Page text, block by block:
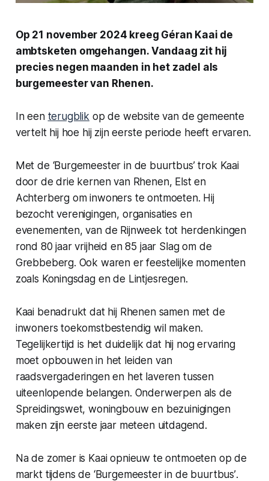
Op 21 november 2024 kreeg Géran Kaai de
ambtsketen omgehangen. Vandaag zit hij
precies negen maanden in het zadel als
burgemeester van Rhenen.
In een terugblik op de website van de gemeente
vertelt hij hoe hij zijn eerste periode heeft ervaren.
Met de ‘Burgemeester in de buurtbus’trok Kaai
door de drie kernen van Rhenen, Elst en
Achterberg om inwoners te ontmoeten. Hij
bezocht verenigingen, organisaties en
evenementen, van de Rijnweek tot herdenkingen
rond 80 jaar vrijheid en 85 jaar Slag om de
Grebbeberg. Ook waren er feestelijke momenten
zoals Koningsdag en de Lintjesregen.
Kaai benadrukt dat hij Rhenen samen met de
inwoners toekomstbestendig wil maken.
Tegelijkertijd is het duidelijk dat hij nog ervaring
moet opbouwen in het leiden van
raadsvergaderingen en het laveren tussen
uiteenlopende belangen. Onderwerpen als de
Spreidingswet, woningbouw en bezuinigingen
maken zijn eerste jaar meteen uitdagend.
Na de zomer is Kaai opnieuw te ontmoeten op de
markt tijdens de ‘Burgemeester in de buurtbus’.